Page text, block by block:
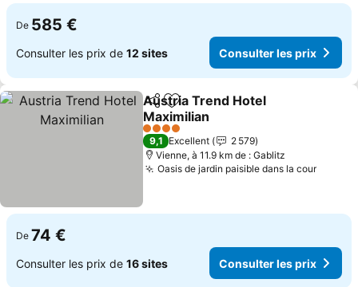
De 585 €
Consulter les prix de 12 sites Consulter les prix
PartagerAjouter à mes favoris
Austria Trend Hotel
Maximilian
Consulter les prix
4 Étoiles
9,1 Excellent
2 579
Vienne, à 11.9 km de : Gablitz
Oasis de jardin paisible dans la cour
De 74 €
Consulter les prix de 16 sites Consulter les prix